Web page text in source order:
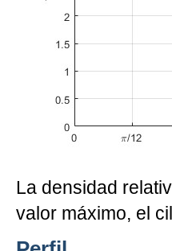
La densidad
valor máximo, el